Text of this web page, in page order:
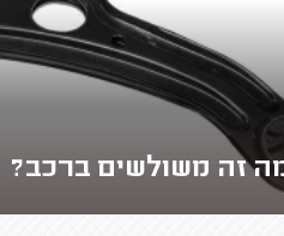
זה משולשים ברכב?